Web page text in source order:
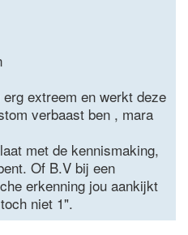
extreem en werkt deze
verbaast ben , mara
met de kennismaking,
Of B.V bij een
erkenning jou aankijkt
niet 1".